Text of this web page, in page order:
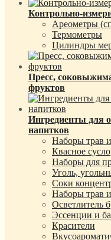
Контрольно-
Ареометры
Термометры
Цилиндры
Пресс,
фруктов
Ингредиенты для
напитков
Наборы трав
Квасное сусло
Наборы для
Уголь,
Соки
Наборы трав
Осветлитель
Эссенции и
Красители